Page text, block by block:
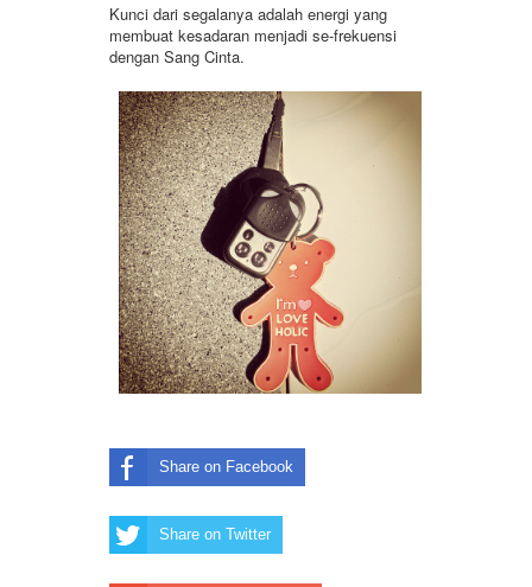
Kunci dari segalanya adalah energi yang
membuat kesadaran menjadi se-frekuensi
dengan Sang Cinta.
Share on Facebook
Share on Twitter